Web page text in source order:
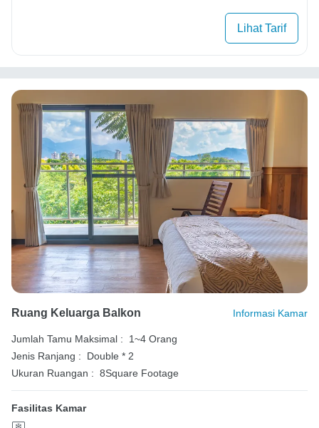
Lihat Tarif
Ruang Keluarga Balkon Informasi Kamar
Jumlah Tamu Maksimal :
1~4 Orang
Jenis Ranjang :
Double * 2
Ukuran Ruangan : 8Square Footage
Fasilitas Kamar